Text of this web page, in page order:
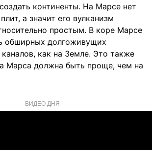
континенты. На Марсе нет
а значит его вулканизм
простым. В коре Марсе
обширных долгоживущих
как на Земле. Это также
Марса должна быть проще, чем на
ВИДЕО ДНЯ